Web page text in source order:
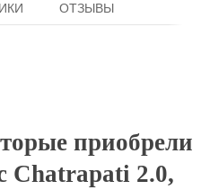
ОТЗЫВЫ
приобрели
Chatrapati 2.0,